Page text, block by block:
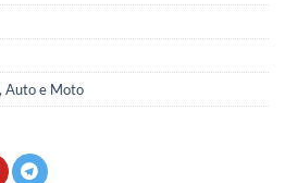
, Auto e Moto